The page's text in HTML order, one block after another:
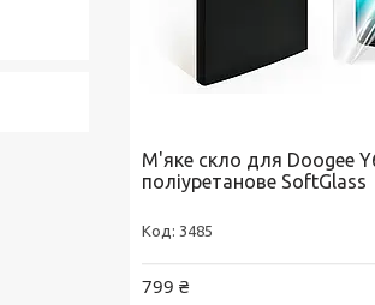
М'яке скло для Doogee
поліуретанове SoftGlass
3485
799 ₴